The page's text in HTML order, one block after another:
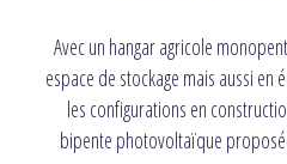
Avec un hangar agricole
espace de stockage mais aussi en
les configurations en
bipente photovoltaïque